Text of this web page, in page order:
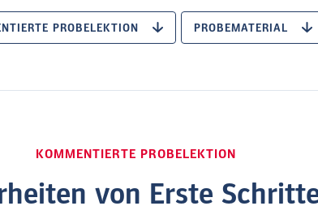
PROBELEKTION PROBEMATERIAL
KOMMENTIERTE PROBELEKTION
von Erste